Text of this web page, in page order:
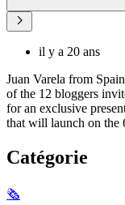
il y a 20 ans
Juan Varela from
of the 12 bloggers
for an exclusive
that will launch on the
Catégorie
🗞